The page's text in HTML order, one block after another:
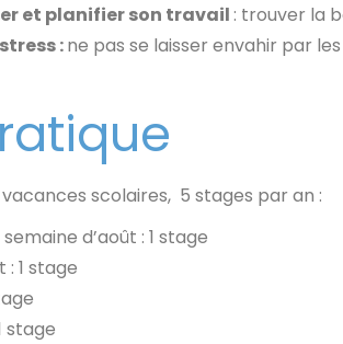
et planifier son travail : trouver la
:ne pas se laisser envahir par
scolaires, 5 stages par an :
d’août : 1 stage
: 1 stage
stage